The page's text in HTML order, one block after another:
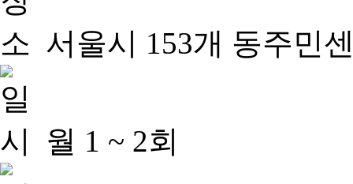
서울시 153개 동주민
월 1 ~ 2회